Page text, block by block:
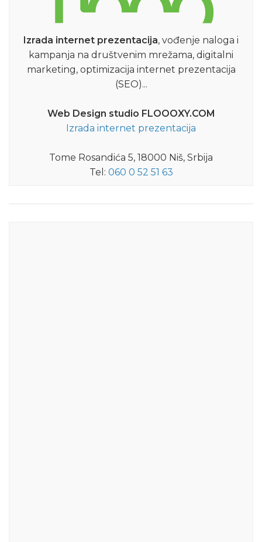
Izrada internet prezentacija, vođenje naloga i
kampanja na društvenim mrežama, digitalni
marketing, optimizacija internet prezentacija
(SEO)...
Web Design studio FLOOOXY.COM
Izrada internet prezentacija
Tome Rosandića 5, 18000 Niš, Srbija
Tel: 060 0 52 51 63